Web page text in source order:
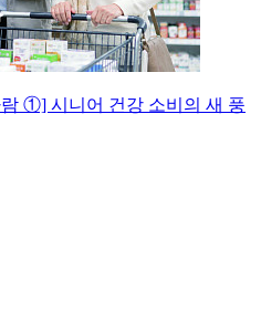
①] 시니어 건강 소비의 새 풍